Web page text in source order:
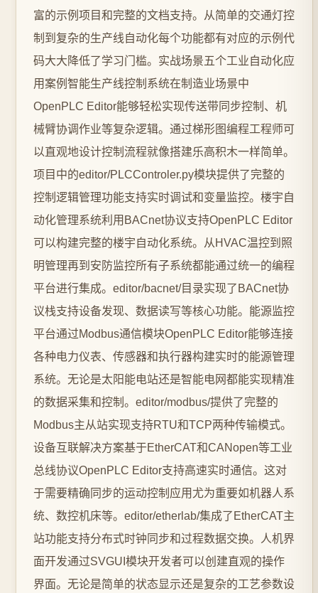
富的示例项目和完整的文档支持。从简单的交通灯控
制到复杂的生产线自动化每个功能都有对应的示例代
码大大降低了学习门槛。实战场景五个工业自动化应
用案例智能生产线控制系统在制造业场景中
OpenPLC Editor能够轻松实现传送带同步控制、机
械臂协调作业等复杂逻辑。通过梯形图编程工程师可
以直观地设计控制流程就像搭建乐高积木一样简单。
项目中的editor/PLCControler.py模块提供了完整的
控制逻辑管理功能支持实时调试和变量监控。楼宇自
动化管理系统利用BACnet协议支持OpenPLC Editor
可以构建完整的楼宇自动化系统。从HVAC温控到照
明管理再到安防监控所有子系统都能通过统一的编程
平台进行集成。editor/bacnet/目录实现了BACnet协
议栈支持设备发现、数据读写等核心功能。能源监控
平台通过Modbus通信模块OpenPLC Editor能够连接
各种电力仪表、传感器和执行器构建实时的能源管理
系统。无论是太阳能电站还是智能电网都能实现精准
的数据采集和控制。editor/modbus/提供了完整的
Modbus主从站实现支持RTU和TCP两种传输模式。
设备互联解决方案基于EtherCAT和CANopen等工业
总线协议OpenPLC Editor支持高速实时通信。这对
于需要精确同步的运动控制应用尤为重要如机器人系
统、数控机床等。editor/etherlab/集成了EtherCAT主
站功能支持分布式时钟同步和过程数据交换。人机界
面开发通过SVGUI模块开发者可以创建直观的操作
界面。无论是简单的状态显示还是复杂的工艺参数设